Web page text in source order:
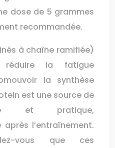
dose de 5 grammes
recommandée.
à chaîne ramifiée)
la fatigue
la synthèse
est une source de
et pratique,
l’entraînement.
vous que ces